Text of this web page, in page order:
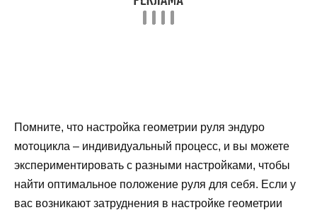
Помните, что настройка геометрии руля эндуро
мотоцикла – индивидуальный процесс, и вы можете
экспериментировать с разными настройками, чтобы
найти оптимальное положение руля для себя. Если у
вас возникают затруднения в настройке геометрии